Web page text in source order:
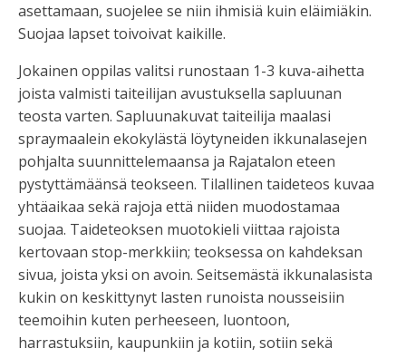
asettamaan, suojelee se niin ihmisiä kuin eläimiäkin.
Suojaa lapset toivoivat kaikille.
Jokainen oppilas valitsi runostaan 1-3 kuva-aihetta
joista valmisti taiteilijan avustuksella sapluunan
teosta varten. Sapluunakuvat taiteilija maalasi
spraymaalein ekokylästä löytyneiden ikkunalasejen
pohjalta suunnittelemaansa ja Rajatalon eteen
pystyttämäänsä teokseen. Tilallinen taideteos kuvaa
yhtäaikaa sekä rajoja että niiden muodostamaa
suojaa. Taideteoksen muotokieli viittaa rajoista
kertovaan stop-merkkiin; teoksessa on kahdeksan
sivua, joista yksi on avoin. Seitsemästä ikkunalasista
kukin on keskittynyt lasten runoista nousseisiin
teemoihin kuten perheeseen, luontoon,
harrastuksiin, kaupunkiin ja kotiin, sotiin sekä